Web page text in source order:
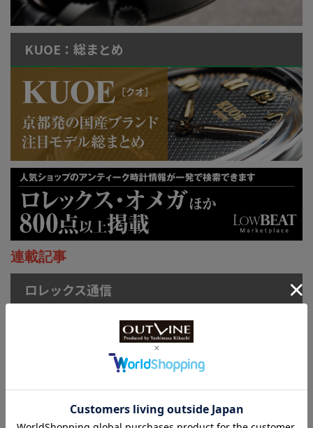
KUOE：総まとめ
連載記事
ロレックス通信
菊地吉正の【ロレックス通
信 No.314】｜技術力を誇
示するグラフィカルで繊細